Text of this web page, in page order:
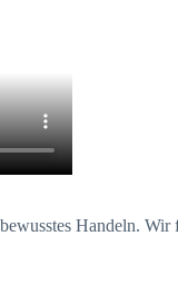
Handeln.